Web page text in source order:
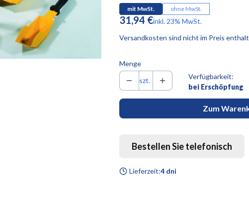
mit MwSt. ohne MwSt.
Preis
31,94 €inkl. 23% MwSt.
inkl. 23% MwSt.
Versandkosten sind nicht im Preis
Menge
szt.
Verfügbarkeit:
bei Erschöpfung
Zum
Bestellen Sie telefonisch
Lieferzeit:4 dni